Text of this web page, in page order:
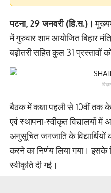
पटना, 29 जनवरी (हि.स.)।
में गुरुवार शाम आयोजित बिहार
बढ़ोतरी सहित कुल 31 प्रस्तावों
बैठक में कक्षा पहली से 10वीं तक के
एवं स्थापना-स्वीकृत विद्यालयों
अनुसूचित जनजाति के विद्यार्थियों
करने का निर्णय लिया गया।
स्वीकृति दी गई।